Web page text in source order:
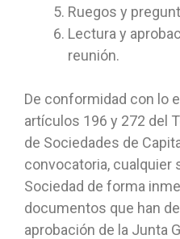
Ruegos y
Lectura y
reunión.
De conformidad con lo
artículos 196 y 272 del
de Sociedades de
convocatoria, cualquier
Sociedad de forma
documentos que han
aprobación de la Junta